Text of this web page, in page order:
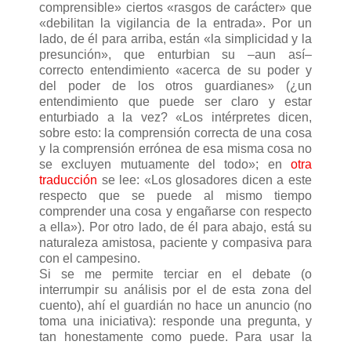
comprensible» ciertos «rasgos de carácter» que
«debilitan la vigilancia de la entrada». Por un
lado, de él para arriba, están «la simplicidad y la
presunción», que enturbian su –aun así–
correcto entendimiento «acerca de su poder y
del poder de los otros guardianes» (¿un
entendimiento que puede ser claro y estar
enturbiado a la vez? «Los intérpretes dicen,
sobre esto: la comprensión correcta de una cosa
y la comprensión errónea de esa misma cosa no
se excluyen mutuamente del todo»; en otra
traducción se lee: «Los glosadores dicen a este
respecto que se puede al mismo tiempo
comprender una cosa y engañarse con respecto
a ella»). Por otro lado, de él para abajo, está su
naturaleza amistosa, paciente y compasiva para
con el campesino.
Si se me permite terciar en el debate (o
interrumpir su análisis por el de esta zona del
cuento), ahí el guardián no hace un anuncio (no
toma una iniciativa): responde una pregunta, y
tan honestamente como puede. Para usar la